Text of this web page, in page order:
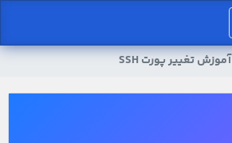
آموزش تغییر پورت SSH